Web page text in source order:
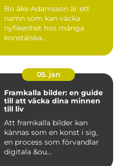
Bo åke Adamsson är ett
namn som kan väcka
nyfikenhet hos många
konstälska...
05. jan
Framkalla bilder: en guide
till att väcka dina minnen
till liv
Att framkalla bilder kan
kännas som en konst i sig,
en process som förvandlar
digitala &ou...